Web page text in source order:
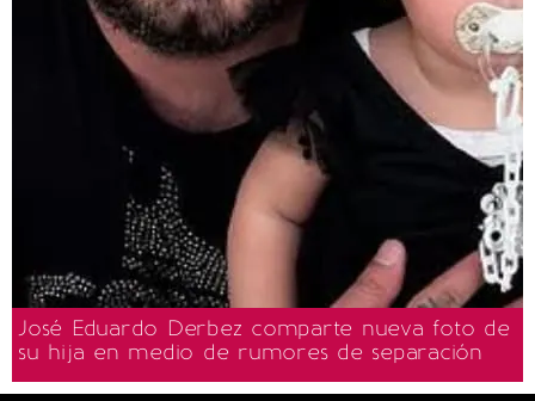
José Eduardo Derbez comparte nueva foto de
su hija en medio de rumores de separación